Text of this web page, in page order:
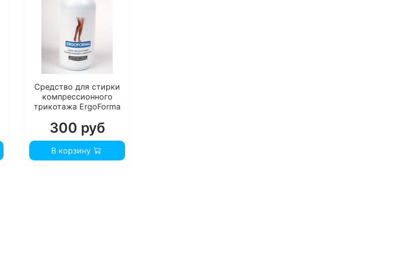
Средство для стирки
компрессионного
трикотажа ErgoForma
300 руб
В корзину